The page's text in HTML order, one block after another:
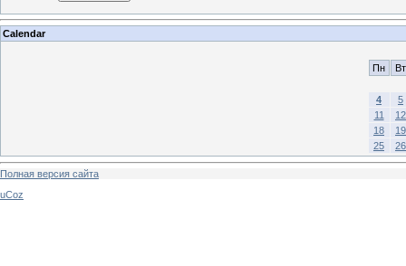
Calendar
Пн Вт
4
5
11
12
18
19
25
26
Полная версия сайта
uCoz